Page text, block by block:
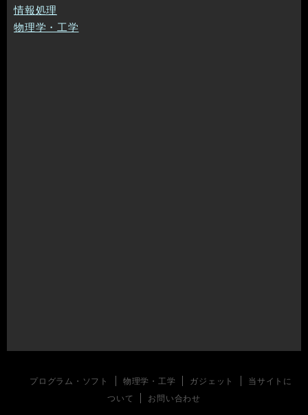
情報処理
物理学・工学
プログラム・ソフト 物理学・工学 ガジェット
当サイトに
ついて
お問い合わせ